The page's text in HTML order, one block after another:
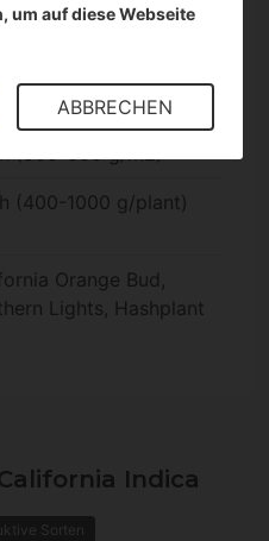
(500-600 g/m2)
(400-1000 g/plant)
Orange Bud,
Lights, Hashplant
Indica
Sorten
um auf diese Webseite
ABBRECHEN